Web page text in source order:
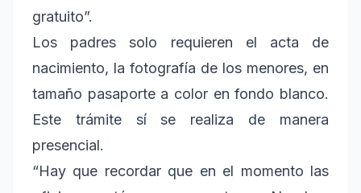
gratuito”.
Los padres solo requieren el acta de
nacimiento, la fotografía de los menores, en
tamaño pasaporte a color en fondo blanco.
Este trámite sí se realiza de manera
presencial.
“Hay que recordar que en el momento las